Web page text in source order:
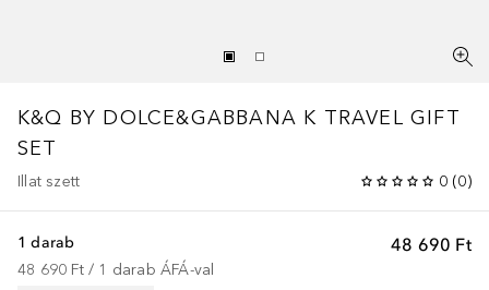
K&Q BY DOLCE&GABBANA K TRAVEL GIFT
SET
Illat szett 0 (0)
48 690 Ft
1 darab
48 690 Ft / 1 darab ÁFÁ-val